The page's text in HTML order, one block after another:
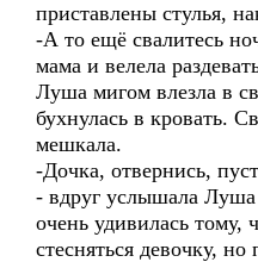
приставлены стулья,
-А то ещё свалитесь
мама и велела
Луша мигом влезла в
бухнулась в кровать.
мешкала.
-Дочка, отвернись,
- вдруг услышала
очень удивилась тому,
стесняться девочку,